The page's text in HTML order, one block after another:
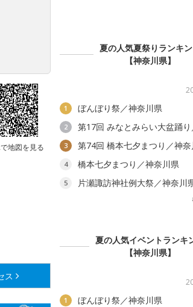
地図を見る
ス
夏の人気夏祭りランキ
【神奈川県】
1 ぼんぼり祭／神奈川県
2 第17回 みなとみらい大盆踊
3 第74回 橋本七夕まつり／神
4 橋本七夕まつり／神奈川県
5
片瀬諏訪神社例大祭／神奈川
夏の人気イベントランキ
【神奈川県】
1 ぼんぼり祭／神奈川県